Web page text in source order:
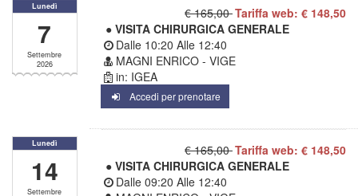
Lunedì
7
Settembre
2026
€ 165,00Tariffa web: € 148,50
● VISITA CHIRURGICA GENERALE
Dalle 10:20 Alle 12:40
MAGNI ENRICO - VIGE
in: IGEA
Accedi per prenotare
Lunedì
14
Settembre
€ 165,00Tariffa web: € 148,50
● VISITA CHIRURGICA GENERALE
Dalle 09:20 Alle 12:40